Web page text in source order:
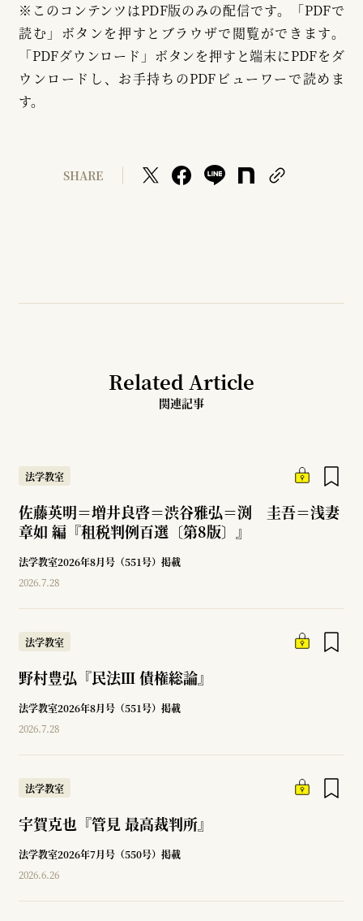
※このコンテンツはPDF版のみの配信です。「PDFで
読む」ボタンを押すとブラウザで閲覧ができます。
「PDFダウンロード」ボタンを押すと端末にPDFをダ
ウンロードし、お手持ちのPDFビューワーで読めま
す。
SHARE
Related Article
関連記事
法学教室
佐藤英明＝増井良啓＝渋谷雅弘＝渕 圭吾＝浅妻
章如 編『租税判例百選〔第8版〕』
法学教室2026年8月号（551号）掲載
2026.7.28
法学教室
野村豊弘『民法Ⅲ 債権総論』
法学教室2026年8月号（551号）掲載
2026.7.28
法学教室
宇賀克也『管見 最高裁判所』
法学教室2026年7月号（550号）掲載
2026.6.26